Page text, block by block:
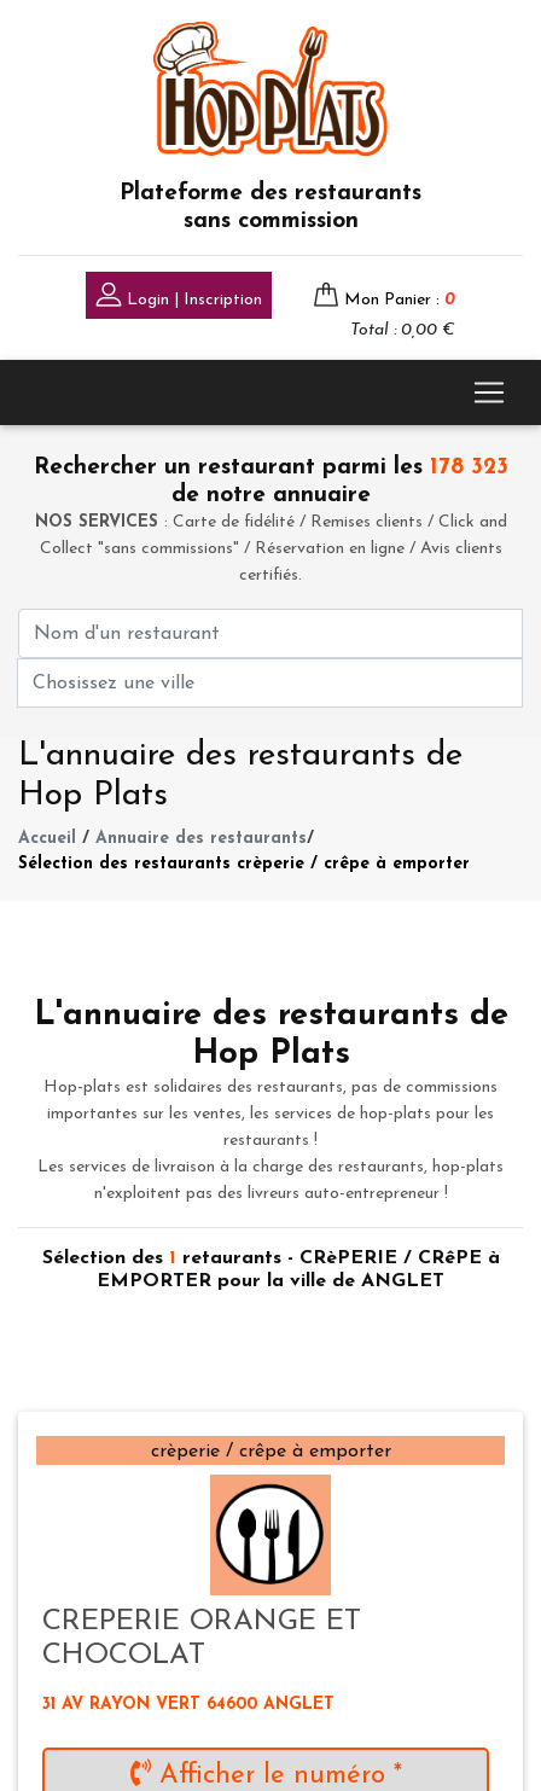
Plateforme des restaurants
sans commission
Login | Inscription Mon Panier : 0
Total : 0,00 €
Rechercher un restaurant parmi les 178 323
de notre annuaire
NOS SERVICES : Carte de fidélité / Remises clients / Click and
Collect "sans commissions" / Réservation en ligne / Avis clients
certifiés.
L'annuaire des restaurants de
Hop Plats
Accueil / Annuaire des restaurants/
Sélection des restaurants crèperie / crêpe à emporter
L'annuaire des restaurants de
Hop Plats
Hop-plats est solidaires des restaurants, pas de commissions
importantes sur les ventes, les services de hop-plats pour les
restaurants !
Les services de livraison à la charge des restaurants, hop-plats
n'exploitent pas des livreurs auto-entrepreneur !
Sélection des 1 retaurants - CRèPERIE / CRêPE à
EMPORTER pour la ville de ANGLET
crèperie / crêpe à emporter
CREPERIE ORANGE ET
CHOCOLAT
31 AV RAYON VERT 64600 ANGLET
Afficher le numéro *